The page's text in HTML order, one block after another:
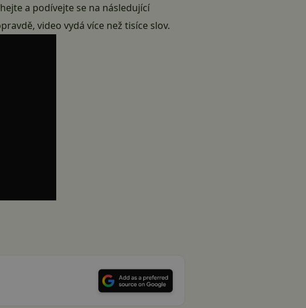
a podívejte se na následující
video vydá více než tisíce slov.